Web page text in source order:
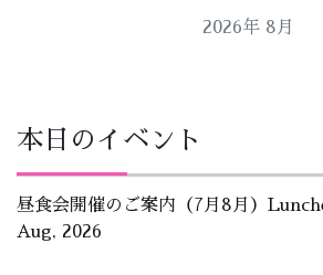
2026年 8月
本日のイベント
昼食会開催のご案内（7月8月）
Aug, 2026